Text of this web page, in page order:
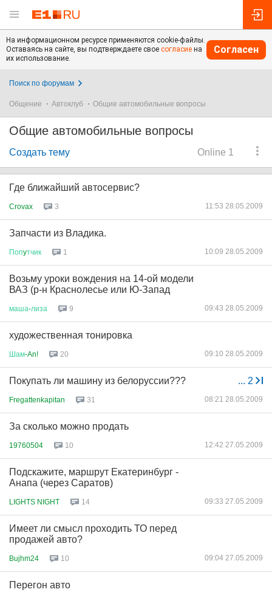
На информационном ресурсе применяются cookie-файлы.
Оставаясь на сайте, вы подтверждаете свое согласие на
их использование.
Согласен
Поиск по форумам
Общение Автоклуб Общие автомобильные вопросы
Общие автомобильные вопросы
Online 1
Создать тему
Где ближайший автосервис?
Crovax 3 11:53 28.05.2009
Запчасти из Владика.
Попyтчик 1 10:09 28.05.2009
Возьму уроки вождения на 14-ой модели
ВАЗ (р-н Краснолесье или Ю-Запад
маша-лиза 9 09:43 28.05.2009
художественная тонировка
Шам-An! 20 09:10 28.05.2009
... 2
Покупать ли машину из белоруссии???
Fregattenkapitan 31 08:21 28.05.2009
За сколько можно продать
19760504 10 12:42 27.05.2009
Подскажите, маршрут Екатеринбург -
Анапа (через Саратов)
LIGHTS NIGHT 14 09:33 27.05.2009
Имеет ли смысл проходить ТО перед
продажей авто?
Bujhm24 10 09:04 27.05.2009
Перегон авто